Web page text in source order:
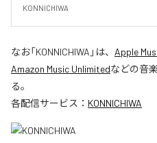
KONNICHIWA
なお「KONNICHIWA 」は、 Apple
Amazon Music Unlimitedなどの音
る。
各配信サービス： KONNICHIWA